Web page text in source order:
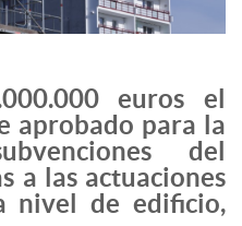
euros el
aprobado para la
del
a las actuaciones
nivel de edificio,